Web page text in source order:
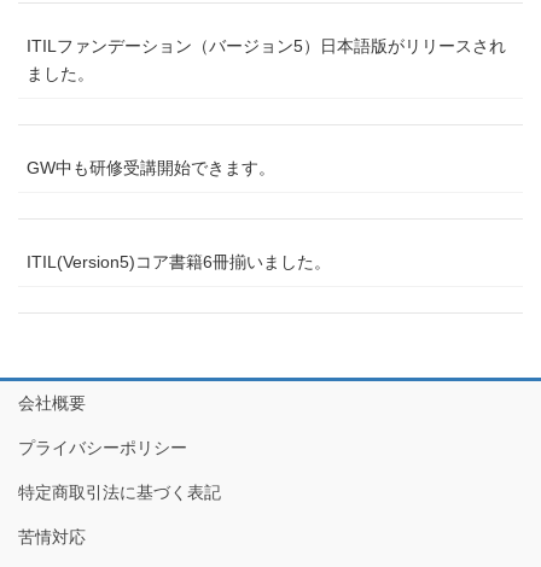
ITILファンデーション（バージョン5）日本語版がリリースされ
ました。
GW中も研修受講開始できます。
ITIL(Version5)コア書籍6冊揃いました。
会社概要
プライバシーポリシー
特定商取引法に基づく表記
苦情対応